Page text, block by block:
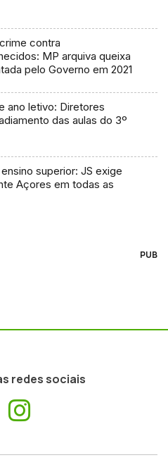
contra
MP arquiva queixa
pelo Governo em 2021
ano letivo: Diretores
das aulas do 3º
superior: JS exige
Açores em todas as
PUB
redes sociais
Facebook